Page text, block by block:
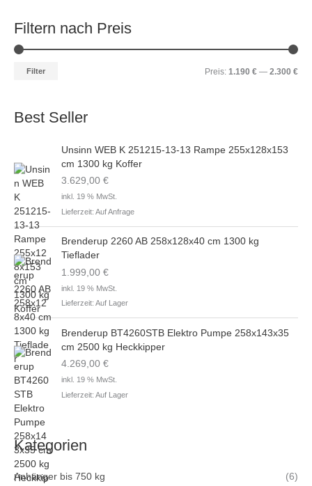
h
e
c
:
Filtern nach Preis
P
r
P
r
Filter Preis: 1.190 € — 2.300 €
Best Seller
Unsinn WEB K 251215-13-13 Rampe 255x128x153
cm 1300 kg Koffer
3.629,00€
inkl. 19 % MwSt.
Lieferzeit:Auf Anfrage
Brenderup 2260 AB 258x128x40 cm 1300 kg
Tieflader
1.999,00€
inkl. 19 % MwSt.
Lieferzeit:Auf Lager
Brenderup BT4260STB Elektro Pumpe 258x143x35
cm 2500 kg Heckkipper
4.269,00€
inkl. 19 % MwSt.
Lieferzeit:Auf Lager
Kategorien
Anhänger bis 750 kg (6)
P
r
P
r